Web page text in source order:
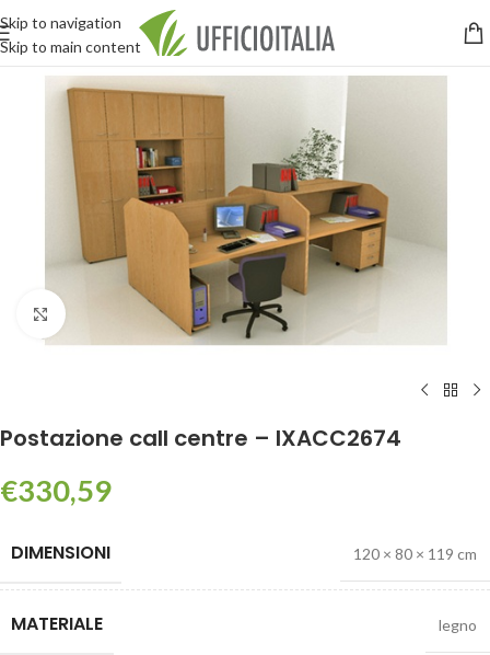
Skip to navigation
Skip to main content
Click to enlarge
Postazione call centre – IXACC2674
€330,59
DIMENSIONI 120 × 80 × 119 cm
MATERIALE legno